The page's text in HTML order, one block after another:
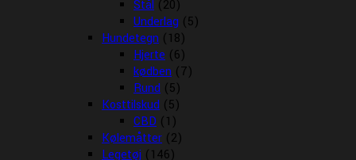
Stål (20)
Underlag (5)
Hundetegn (18)
Hjerte (6)
kødben (7)
Rund (5)
Kosttilskud (5)
CBD (1)
Kølemåtter (2)
Legetøj (146)